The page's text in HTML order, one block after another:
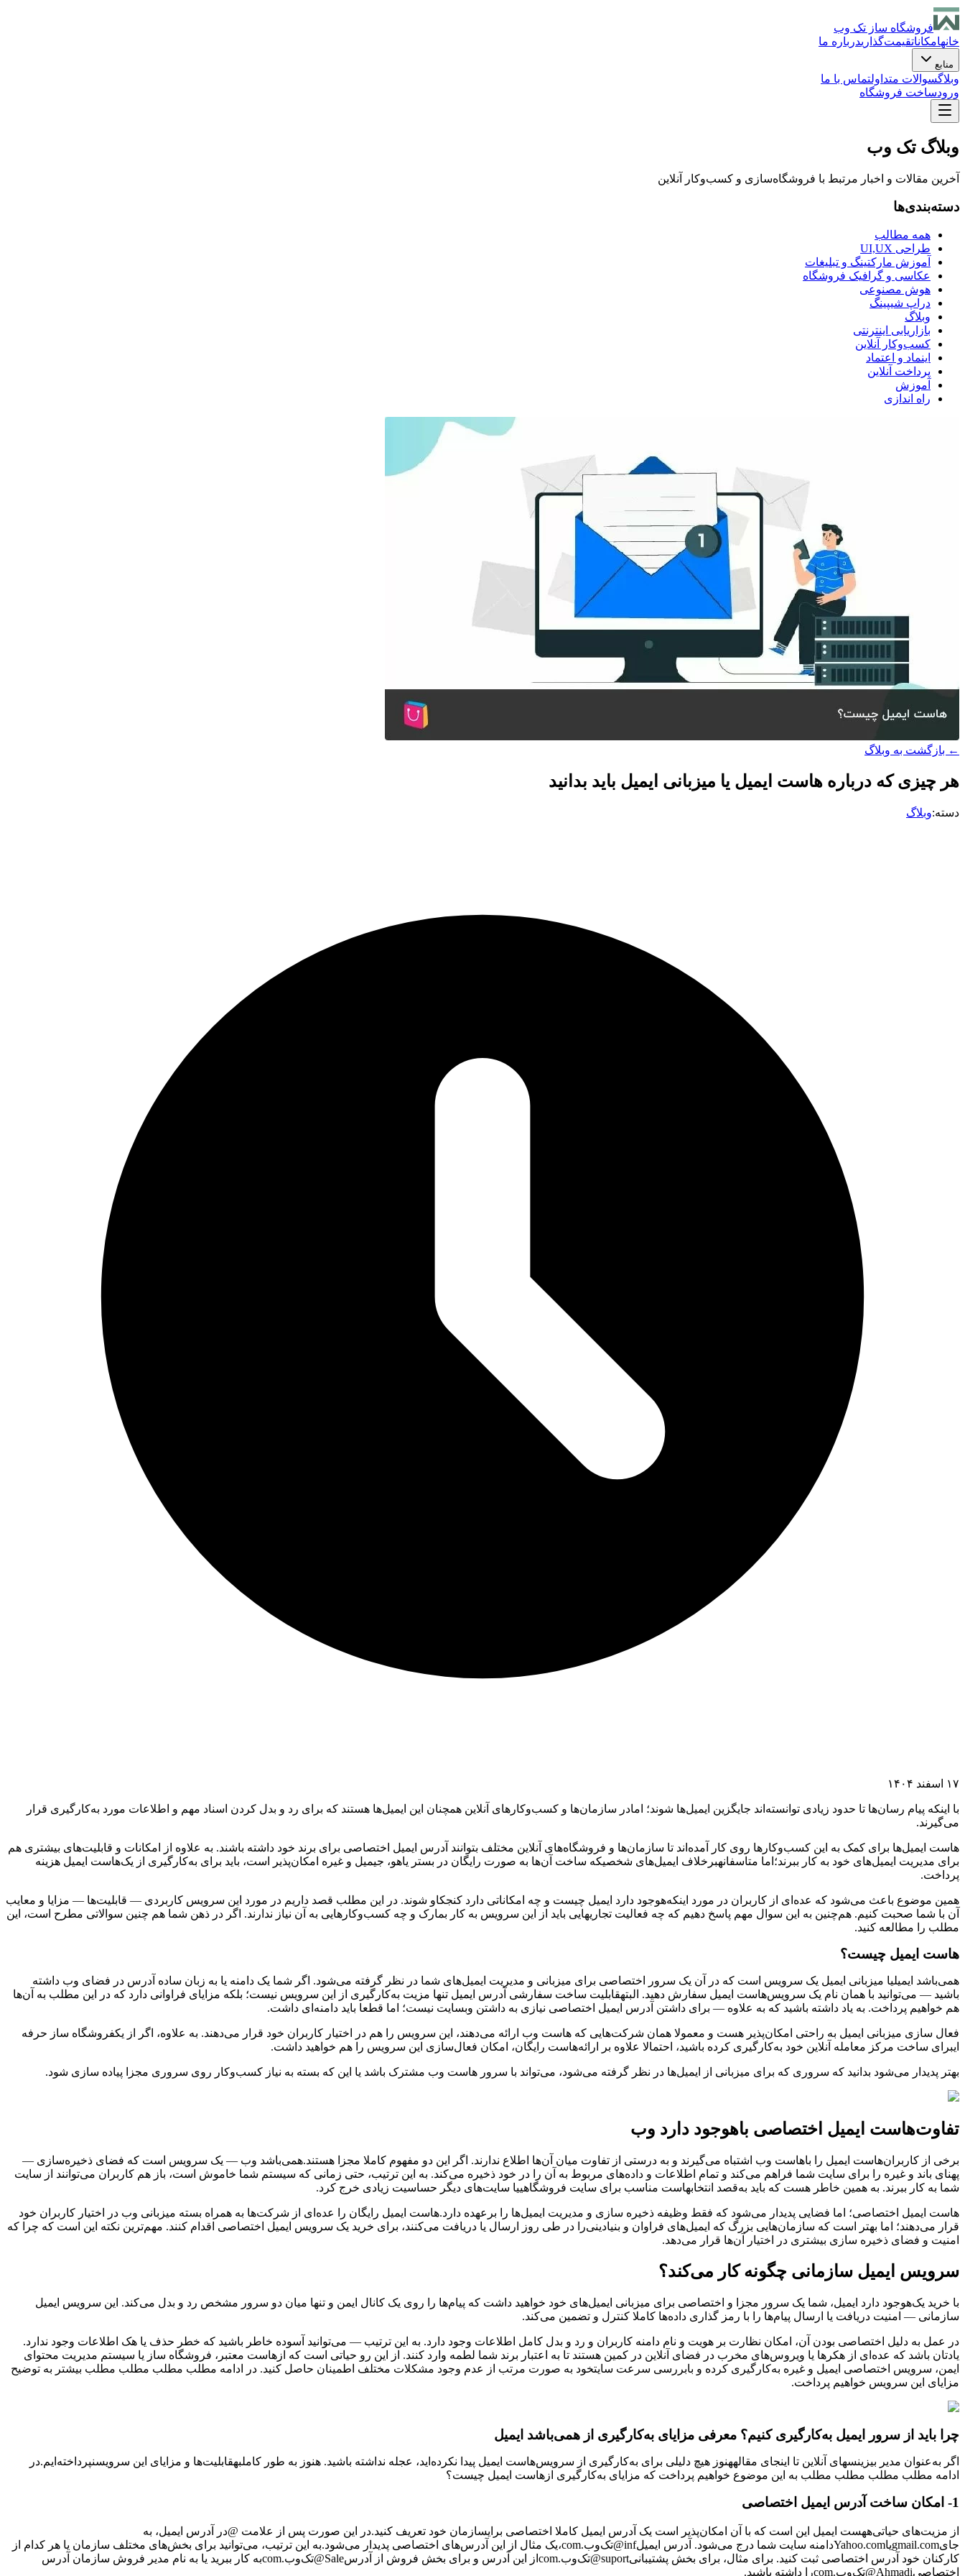
فروشگاه ساز تک وب
خانهامکاناتقیمت‌گذاریدرباره ما
منابع
وبلاگسوالات متداولتماس با ما
ورودساخت فروشگاه
وبلاگ تک وب
آخرین مقالات و اخبار مرتبط با فروشگاه‌سازی و کسب‌وکار آنلاین
دسته‌بندی‌ها
همه مطالب
طراحی UI,UX
آموزش مارکتینگ و تبلیغات
عکاسی و گرافیک فروشگاه
هوش مصنوعی
دراپ شیپینگ
وبلاگ
بازاریابی اینترنتی
کسب‌وکار آنلاین
اینماد و اعتماد
پرداخت آنلاین
آموزش
راه اندازی
← بازگشت به وبلاگ
هر چیزی که درباره هاست ایمیل یا میزبانی ایمیل باید بدانید
دسته:وبلاگ
۱۷ اسفند ۱۴۰۴
با اینکه پیام رسان‌ها تا حدود زیادی توانسته‌اند جایگزین ایمیل‌ها شوند؛ امادر سازمان‌ها و کسب‌وکار‌های آنلاین همچنان این ایمیل‌ها هستند که برای رد و بدل کردن اسناد مهم و اطلاعات مورد به‌کارگیری قرار
می‌گیرند.
هاست ایمیل‌ها برای کمک به این کسب‌وکارها روی کار آمده‌اند تا سازمان‌ها و فروشگاه‌های آنلاین مختلف بتوانند آدرس ایمیل اختصاصی برای برند خود داشته باشند. به علاوه از امکانات و قابلیت‌های بیشتری هم
برای مدیریت ایمیل‌های خود به کار ببرند؛ اما متاسفانهبرخلاف ایمیل‌های شخصیکه ساخت آن‌ها به صورت رایگان در بستر یاهو، جیمیل و غیره امکان‌پذیر است، باید برای به‌کارگیری از یک‌هاست ایمیل هزینه
پرداخت.
همین موضوع باعث می‌شود که عده‌ای از کاربران در مورد اینکه‌هوجود دارد ایمیل چیست و چه امکاناتی دارد کنجکاو شوند. در این مطلب قصد داریم در مورد این سرویس کاربردی — قابلیت‌ها — مزایا و معایب
آن با شما صحبت کنیم. هم‌چنین به این سوال مهم پاسخ دهیم که چه فعالیت تجاریهایی باید از این سرویس به کار بمارک و چه کسب‌وکارهایی به آن نیاز ندارند. اگر در ذهن شما هم چنین سوالاتی مطرح است، این
مطلب را مطالعه کنید.
هاست ایمیل چیست؟
همی‌باشد ایمیلیا میزبانی ایمیل یک سرویس است که در آن یک سرور اختصاصی برای میزبانی و مدیریت ایمیل‌های شما در نظر گرفته می‌شود. اگر شما یک دامنه یا به زبان ساده آدرس در فضای وب داشته
باشید — می‌توانید با همان نام یک سرویس‌هاست ایمیل سفارش دهید. البتهقابلیت ساخت سفارشی آدرس ایمیل تنها مزیت به‌کارگیری از این سرویس نیست؛ بلکه مزایای فراوانی دارد که در این مطلب به آن‌ها
هم خواهیم پرداخت. به یاد داشته باشید که به علاوه — برای داشتن آدرس ایمیل اختصاصی نیازی به داشتن وبسایت نیست؛ اما قطعا باید دامنه‌ای داشت.
فعال سازی میزبانی ایمیل به راحتی امکان‌پذیر هست و معمولا همان شرکت‌هایی که هاست وب ارائه می‌دهند، این سرویس را هم در اختیار کاربران خود قرار می‌دهند. به علاوه، اگر از یکفروشگاه ساز حرفه
ایبرای ساخت مرکز معامله آنلاین خود به‌کارگیری کرده باشید، احتمالا علاوه بر ارائه‌هاست رایگان، امکان فعال‌سازی این سرویس را هم خواهید داشت.
بهتر پدیدار می‌شود بدانید که سروری که برای میزبانی از ایمیل‌ها در نظر گرفته می‌شود، می‌تواند با سرور هاست وب مشترک باشد یا این که بسته به نیاز کسب‌وکار روی سروری مجزا پیاده سازی شود.
تفاوت‌هاست ایمیل اختصاصی با‌هوجود دارد وب
برخی از کاربران‌هاست ایمیل را با‌هاست وب اشتباه می‌گیرند و به درستی از تفاوت میان آن‌ها اطلاع ندارند. اگر این دو مفهوم کاملا مجزا هستند.‌همی‌باشد وب — یک سرویس است که فضای ذخیره‌سازی —
پهنای باند و غیره را برای سایت شما فراهم می‌کند و تمام اطلاعات و داده‌های مربوط به آن را در خود ذخیره می‌کند. به این ترتیب، حتی زمانی که سیستم شما خاموش است، باز هم کاربران می‌توانند از سایت
شما به کار ببرند. به همین خاطر هست که باید به‌قصد انتخابهاست مناسب برای سایت فروشگاهییا سایت‌های دیگر حساسیت زیادی خرج کرد.
هاست ایمیل اختصاصی؛ اما فضایی پدیدار می‌شود که فقط وظیفه ذخیره سازی و مدیریت ایمیل‌ها را برعهده دارد.‌هاست ایمیل رایگان را عده‌ای از شرکت‌ها به همراه بسته میزبانی وب در اختیار کاربران خود
قرار می‌دهند؛ اما بهتر است که سازمان‌هایی بزرگ که ایمیل‌های فراوان و بنیادینی‌را در طی روز ارسال یا دریافت می‌کنند، برای خرید یک سرویس ایمیل اختصاصی اقدام کنند. مهم‌ترین نکته این است که چرا که
امنیت و فضای ذخیره سازی بیشتری در اختیار آن‌ها قرار می‌دهد.
سرویس ایمیل سازمانی چگونه کار می‌کند؟
با خرید یک‌هوجود دارد ایمیل، شما یک سرور مجزا و اختصاصی برای میزبانی ایمیل‌های خود خواهید داشت که پیام‌ها را روی یک کانال ایمن و تنها میان دو سرور مشخص رد و بدل می‌کند. این سرویس ایمیل
سازمانی — امنیت دریافت یا ارسال پیام‌ها را با رمز گذاری داده‌ها کاملا کنترل و تضمین می‌کند.
در عمل به دلیل اختصاصی بودن آن، امکان نظارت بر هویت و نام دامنه کاربران و رد و بدل کامل اطلاعات وجود دارد. به این ترتیب — می‌توانید آسوده خاطر باشید که خطر حذف یا هک اطلاعات وجود ندارد.
یادتان باشد که عده‌ای از هکرها یا ویروس‌های مخرب در فضای آنلاین در کمین هستند تا به اعتبار برند شما لطمه وارد کنند. از این رو حیاتی است که از‌هاست معتبر، فروشگاه ساز یا سیستم مدیریت محتوای
ایمن، سرویس اختصاصی ایمیل و غیره به‌کارگیری کرده و بابررسی سرعت سایتخود به صورت مرتب از عدم وجود مشکلات مختلف اطمینان حاصل کنید. در ادامه مطلب مطلب مطلب مطلب بیشتر به توضیح
مزایای این سرویس خواهیم پرداخت.
چرا باید از سرور ایمیل به‌کارگیری کنیم؟ معرفی مزایای به‌کارگیری از همی‌باشد ایمیل
اگر به‌عنوان مدیر بیزینسهای آنلاین تا اینجای مقالههنوز هیچ دلیلی برای به‌کارگیری از سرویس‌هاست ایمیل پیدا نکرده‌اید، عجله نداشته باشید. هنوز به طور کاملبهقابلیت‌ها و مزایای این سرویسنپرداخته‌ایم.در
ادامه مطلب مطلب مطلب مطلب به این موضوع خواهیم پرداخت که مزایای به‌کارگیری از‌هاست ایمیل چیست؟
1- امکان ساخت آدرس ایمیل اختصاصی
از مزیت‌های حیاتی‌ههست ایمیل این است که با آن امکان‌پذیر است یک آدرس ایمیل کاملا اختصاصی برایسازمان خود تعریف کنید.در این صورت پس از علامت @در آدرس ایمیل، به
جایgmail.comیاYahoo.comدامنه سایت شما درج می‌شود. آدرس ایمیلinf@تک‌وب.com ،یک مثال از این آدرس‌های اختصاصی پدیدار می‌شود.به این ترتیب، می‌توانید برای بخش‌های مختلف سازمان یا هر کدام از
کارکنان خود آدرس اختصاصی ثبت کنید. برای مثال، برای بخش پشتیبانیsuport@تک‌وب.com از این آدرس و برای بخش فروش از آدرسSale@تک‌وب.com
به کار ببرید یا به نام مدیر فروش سازمان آدرس
اختصاصیAhmadi@تک‌وب.com را داشته باشید.